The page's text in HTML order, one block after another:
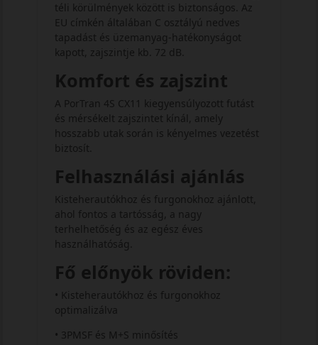
téli körülmények között is biztonságos. Az
EU címkén általában C osztályú nedves
tapadást és üzemanyag-hatékonyságot
kapott, zajszintje kb. 72 dB.
Komfort és zajszint
A PorTran 4S CX11 kiegyensúlyozott futást
és mérsékelt zajszintet kínál, amely
hosszabb utak során is kényelmes vezetést
biztosít.
Felhasználási ajánlás
Kisteherautókhoz és furgonokhoz ajánlott,
ahol fontos a tartósság, a nagy
terhelhetőség és az egész éves
használhatóság.
Fő előnyök röviden:
• Kisteherautókhoz és furgonokhoz
optimalizálva
• 3PMSF és M+S minősítés